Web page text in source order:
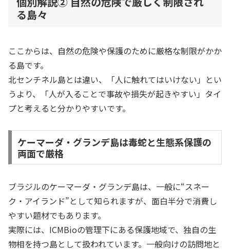
る島々
ここからは、自然の危険や保護のために厳格な制限がかか
る島です。
北センチネル島とは違い、「人に触れてはいけない」とい
うより、「人が入ることで事故や損失が起きやすい」タイ
プと考えると分かりやすいです。
ケーマーダ・グランデ島は毒蛇と生態系保護の
両面で厳格
ブラジルのケーマーダ・グランデ島は、一般に“スネー
ク・アイランド”として知られますが、面白半分で消費し
やすい題材でもあります。
実際には、ICMBioの管理下にある保護地域で、独自の生
物相を持つ島として扱われています。一般向けの訪問地と